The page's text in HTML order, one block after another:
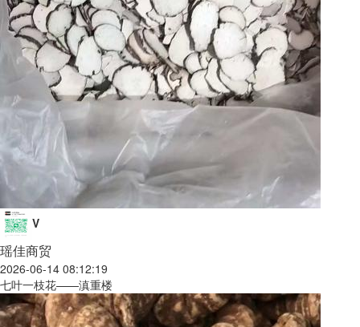
V
瑶佳商贸
2026-06-14 08:12:19
七叶一枝花——滇重楼